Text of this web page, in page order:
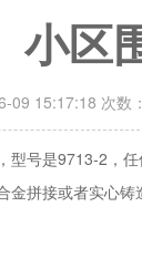
小区
09 15:17:18 次数
型号是9713-2，
金拼接或者实心铸